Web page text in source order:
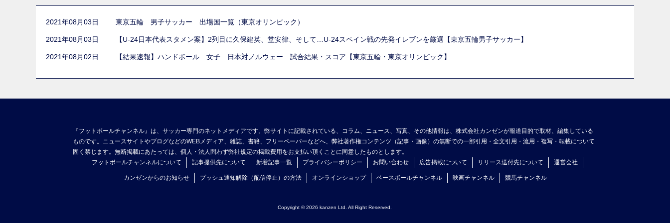
2021年08月03日 東京五輪 男子サッカー 出場国一覧（東京オリンピック）
2021年08月03日 【U-24日本代表スタメン案】2列目に久保建英、堂安律、そして…U-24スペイン戦の先発イレブンを厳選【東京五輪男子サッカー】
2021年08月02日 【結果速報】ハンドボール 女子 日本対ノルウェー 試合結果・スコア【東京五輪・東京オリンピック】
『フットボールチャンネル』は、サッカー専門のネットメディアです。弊サイトに記載されている、コラム、ニュース、写真、その他情報は、株式会社カンゼンが報道目的で取材、編集している
ものです。ニュースサイトやブログなどのWEBメディア、雑誌、書籍、フリーペーパーなどへ、弊社著作権コンテンツ（記事・画像）の無断での一部引用・全文引用・流用・複写・転載について
固く禁じます。無断掲載にあたっては、個人・法人問わず弊社規定の掲載費用をお支払い頂くことに同意したものとします。
フットボールチャンネルについて
記事提供先について 新着記事一覧 プライバシーポリシー お問い合わせ 広告掲載について リリース送付先について 運営会社
カンゼンからのお知らせ プッシュ通知解除（配信停止）の方法 オンラインショップ ベースボールチャンネル 映画チャンネル 競馬チャンネル
Copyright © 2026 kanzen Ltd. All Right Reserved.